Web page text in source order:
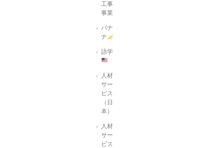
工事
事業
バナ
ナ
語学
人材
サー
ビス
（日
本）
人材
サー
ビス